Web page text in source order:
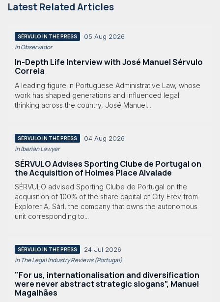
Latest Related Articles
SÉRVULO IN THE PRESS 05 Aug 2026
in Observador
In-Depth Life Interview with José Manuel Sérvulo
Correia
A leading figure in Portuguese Administrative Law, whose
work has shaped generations and influenced legal
thinking across the country, José Manuel...
SÉRVULO IN THE PRESS 04 Aug 2026
in Iberian Lawyer
SÉRVULO Advises Sporting Clube de Portugal on
the Acquisition of Holmes Place Alvalade
SÉRVULO advised Sporting Clube de Portugal on the
acquisition of 100% of the share capital of City Erev from
Explorer A, Sàrl, the company that owns the autonomous
unit corresponding to...
SÉRVULO IN THE PRESS 24 Jul 2026
in The Legal Industry Reviews (Portugal)
"For us, internationalisation and diversification
were never abstract strategic slogans”, Manuel
Magalhães